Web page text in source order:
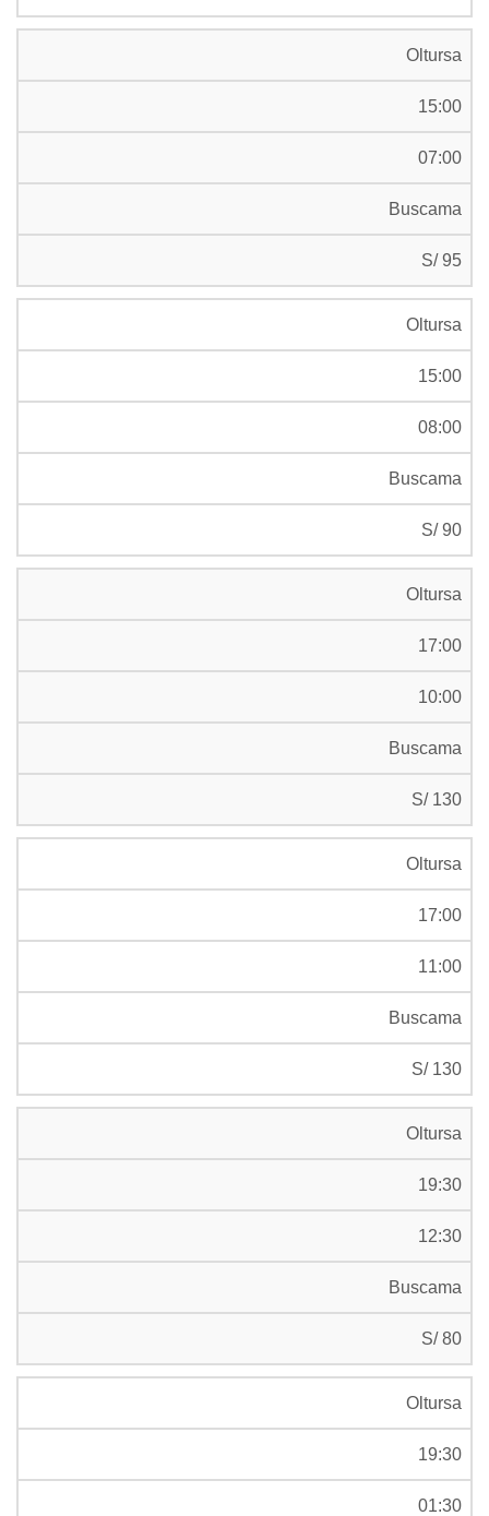
Oltursa
15:00
07:00
Buscama
S/ 95
Oltursa
15:00
08:00
Buscama
S/ 90
Oltursa
17:00
10:00
Buscama
S/ 130
Oltursa
17:00
11:00
Buscama
S/ 130
Oltursa
19:30
12:30
Buscama
S/ 80
Oltursa
19:30
01:30